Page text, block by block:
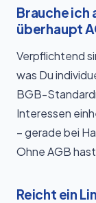
Brauche ich
überhaupt
Verpflichtend
was Du
BGB-
Interessen
– gerade bei
Ohne AGB
Reicht ein